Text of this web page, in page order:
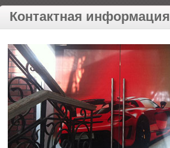
Контактная информация